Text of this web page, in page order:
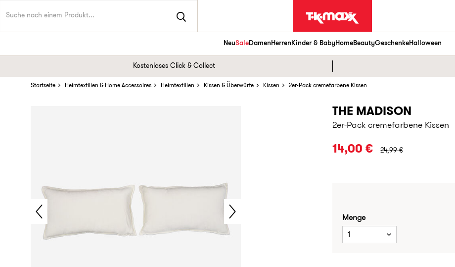
NeuSaleDamenHerrenKinder & BabyHomeBeautyGeschenkeHalloween
Kostenloses Click & Collect
Startseite Heimtextilien & Home Accessoires Heimtextilien Kissen & Überwürfe Kissen 2er-Pack cremefarbene Kissen
THE MADISON
2er-Pack cremefarbene Kissen
14,00 € URSPRÜNGLICHER PREIS:
24,99 €
Menge
1